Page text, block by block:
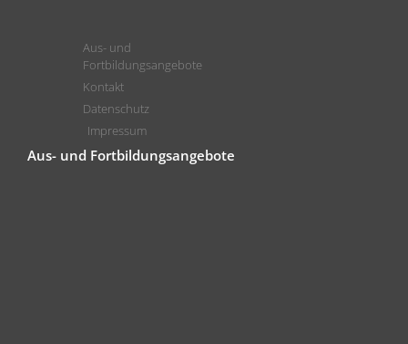
Aus- und
Fortbildungsangebote
Kontakt
Datenschutz
Impressum
Aus- und Fortbildungsangebote